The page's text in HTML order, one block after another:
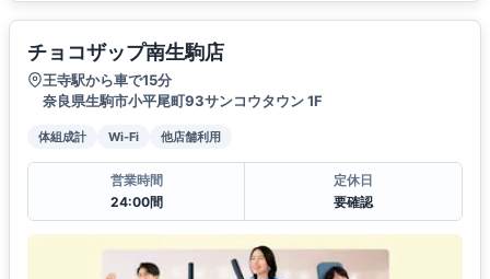
チョコザップ南生駒店
王寺駅から車で15分
奈良県生駒市小平尾町93サンコウタウン 1F
体組成計 Wi-Fi 他店舗利用
営業時間
24:00間
定休日
要確認